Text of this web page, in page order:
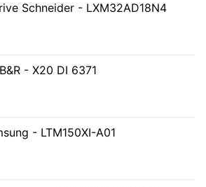
Schneider - LXM32AD18N4
- X20 DI 6371
- LTM150XI-A01